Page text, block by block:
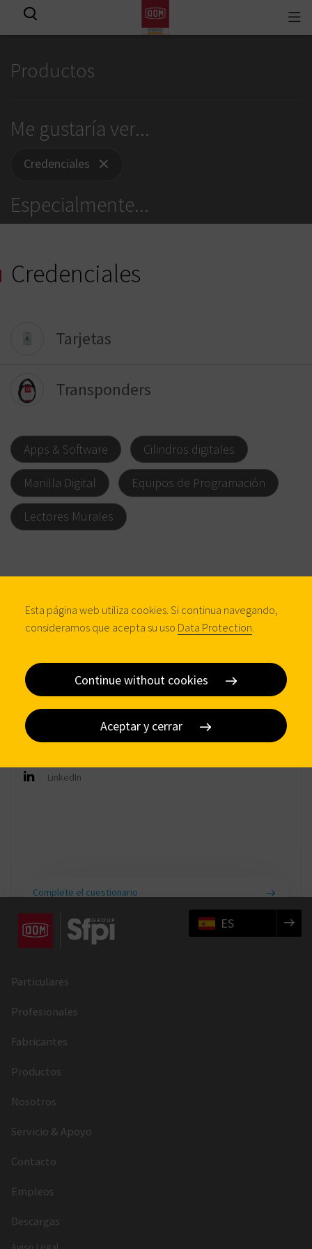
Productos
Me gustaría ver...
Credenciales
Especialmente...
Credenciales
Tarjetas
Transponders
Apps & Software Cilindros digitales
Manilla Digital Equipos de Programación
Lectores Murales
DOM-MCM
Informacion de contacto
marketing@dom-mcm.es
LinkedIn
Complete el cuestionario
ES
Particulares
Profesionales
Fabricantes
Productos
Nosotros
Servicio & Apoyo
Contacto
Empleos
Descargas
Esta página web utiliza cookies. Si continua navegando,
consideramos que acepta su uso Data Protection
Continue without cookies
Aceptar y cerrar